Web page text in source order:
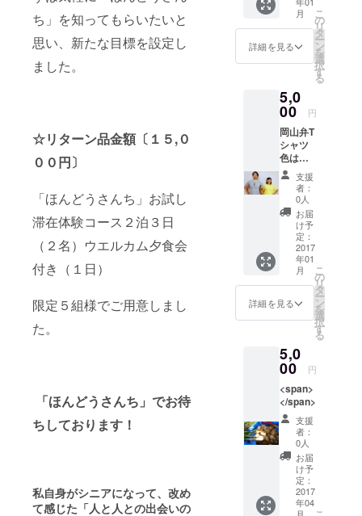
ち」を知ってもらいたいと
思い、新たな目標を設定し
ました。
☆リターン品金額〔１５,０
００円〕
「ほんどうさんち」お試し
滞在体験コース２泊３日
（２名）ウエルカム夕食会
付き（１日）
限定５組様でご用意しまし
た。
「ほんどうさんち」でお待
ちしております！
私自身がシニアになって、改め
て感じた「人と人との出会いの
月
詳細を見る
こ
の
リ
タ
ー
ン
を
選
択
す
る
5,0
00 円
岡山弁T
シャツ
色はグ
レー、
薄ピン
ク、
白、黄
色の４
色から
選べま
す。 サ
イズは
Mサイ
ズ(13枚
限り)
Sサイズ
になり
ます。
デザイ
ン柄は
お任せ
になり
ます。
男子M
サイズ
着用
女子Sサ
イズ着
支援
者：
0人
お届
け予
定：
2017
年01
月
詳細を見る
こ
の
リ
タ
ー
ン
を
選
択
す
る
5,0
00 円
<span>
</span>
支援
者：
0人
お届
け予
定：
2017
年04